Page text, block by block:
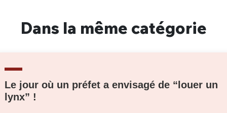
Dans la même catégorie
Le jour où un préfet a envisagé de “louer un
lynx” !